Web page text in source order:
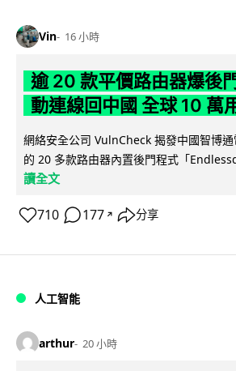
Vin 16 小時
逾 20 款平價路由器爆後
動連線回中國 全球 10 萬
網絡安全公司 VulnCheck 揭發中國智博
的 20 多款路由器內置後門程式「
讀全文
710 177 ↗ 分享
人工智能
arthur 20 小時